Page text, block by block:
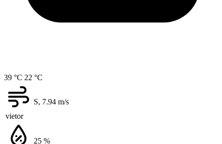
39 °C 22 °C
vietor
S, 7.94 m/s
25 %